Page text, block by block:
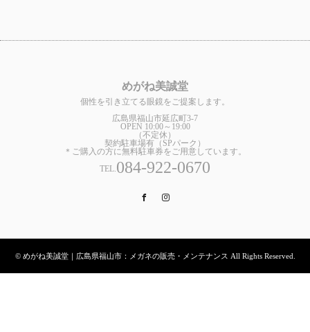
めがね美誠堂
個性を引き立てる眼鏡をご提案します。
広島県福山市延広町3-7
OPEN 10:00～19:00
（不定休）
契約駐車場有（SPパーク）
＊ご購入の方に無料駐車券をご用意しています。
TEL.084-922-0670
Facebook
© めがね美誠堂｜広島県福山市：メガネの販売・メンテナンス All Rights Reserved.